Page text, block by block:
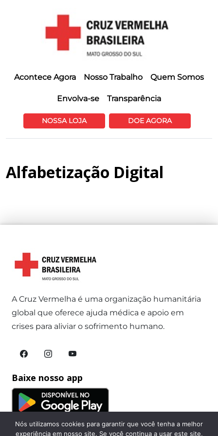
Acontece Agora Nosso Trabalho Quem Somos
Envolva-se Transparência
NOSSA LOJA DOE AGORA
Alfabetização Digital
A Cruz Vermelha é uma organização humanitária
global que oferece ajuda médica e apoio em
crises para aliviar o sofrimento humano.
Baixe nosso app
Nós utilizamos cookies para garantir que você tenha a melhor
experiência em nosso site. Se você continua a usar este site,